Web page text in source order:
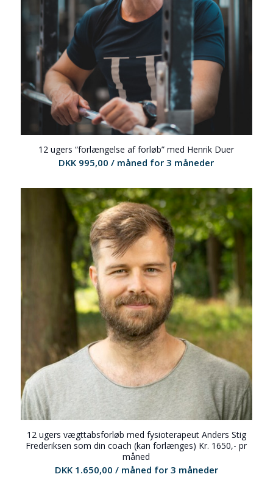
12 ugers “forlængelse af forløb” med Henrik Duer
DKK 995,00 / måned for 3 måneder
12 ugers vægttabsforløb med fysioterapeut Anders Stig
Frederiksen som din coach (kan forlænges) Kr. 1650,- pr
måned
DKK 1.650,00 / måned for 3 måneder